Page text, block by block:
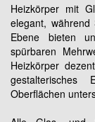
Heizkörper mit
elegant, während
Ebene bieten
spürbaren
Heizkörper
Oberflächen